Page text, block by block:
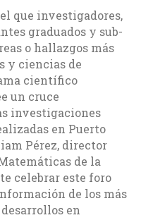
que investigadores,
graduados y sub-
o hallazgos más
y ciencias de
científico
un cruce
investigaciones
en Puerto
Pérez, director
de la
celebrar este foro
de los más
en